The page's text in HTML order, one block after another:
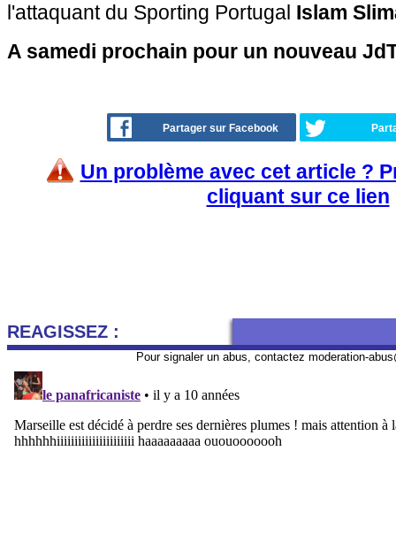
l'attaquant du Sporting Portugal Islam
A samedi prochain pour un nouveau
Partager sur Facebook
Un problème avec cet article ?
cliquant sur ce lien
REAGISSEZ :
Pour signaler un abus, contactez moderation-